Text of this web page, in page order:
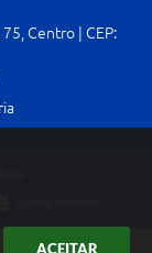
ACEITAR
Centro | CEP: